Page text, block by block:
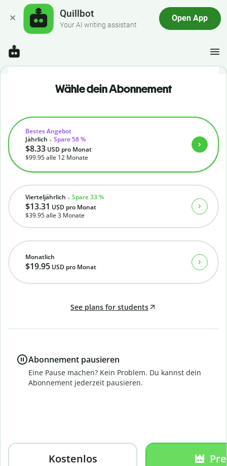
Quillbot
Your AI writing assistant
Open App
Kostenlos
Wähle dein Abonnement
Monatlich
$19.95 USD pro Monat
Vierteljährlich Spare 33 %
$13.31 USD pro Monat
$39.95alle 3 Monate
Bestes Angebot
Jährlich
Spare 58 %
$8.33 USD pro Monat
$99.95alle 12 Monate
See plans for students
Abonnement pausieren
Eine Pause machen? Kein Problem. Du kannst dein
Abonnement jederzeit pausieren.